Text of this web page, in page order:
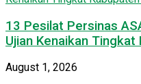
13 Pesilat Persinas
Ujian Kenaikan
August 1, 2026